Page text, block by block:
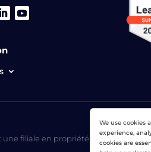
filiale en propriété exclusive de
We use cookies
experience,
cookies are